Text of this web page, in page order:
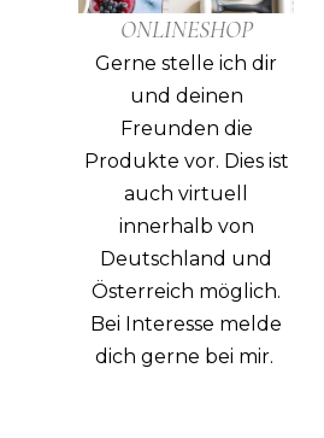
ONLINESHOP
Gerne stelle ich dir
und deinen
Freunden die
Produkte vor. Dies ist
auch virtuell
innerhalb von
Deutschland und
Österreich möglich.
Bei Interesse melde
dich gerne bei mir.